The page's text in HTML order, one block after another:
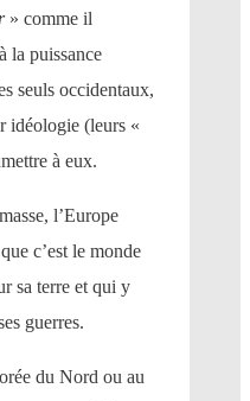
» comme il
la puissance
seuls occidentaux,
idéologie (leurs «
à eux.
l’Europe
c’est le monde
sa terre et qui y
guerres.
du Nord ou au